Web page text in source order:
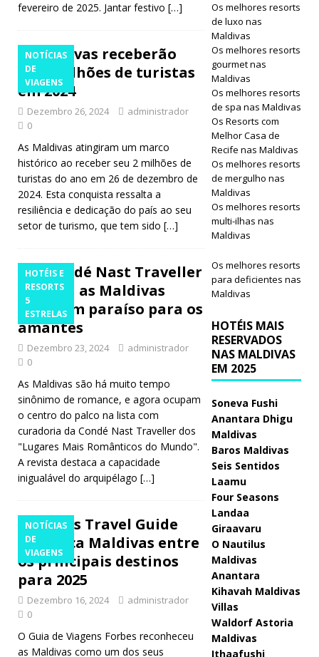
fevereiro de 2025. Jantar festivo […]
NOTÍCIAS
DE
VIAGENS
Maldivas receberão
dois milhões de turistas
em 2024
Dezembro 26, 2024
administrador
0
As Maldivas atingiram um marco
histórico ao receber seu 2 milhões de
turistas do ano em 26 de dezembro de
2024. Esta conquista ressalta a
resiliência e dedicação do país ao seu
setor de turismo, que tem sido […]
HOTÉIS E
RESORTS
5
ESTRELAS
A Condé Nast Traveller
destaca as Maldivas
como um paraíso para os
amantes
Dezembro 23, 2024
administrador
0
As Maldivas são há muito tempo
sinônimo de romance, e agora ocupam
o centro do palco na lista com
curadoria da Condé Nast Traveller dos
"Lugares Mais Românticos do Mundo".
A revista destaca a capacidade
inigualável do arquipélago […]
NOTÍCIAS
DE
VIAGENS
Forbes Travel Guide
classifica Maldivas entre
os principais destinos
para 2025
Dezembro 16, 2024
administrador
0
O Guia de Viagens Forbes reconheceu
as Maldivas como um dos seus
Os melhores resorts
de luxo nas
Maldivas
Os melhores resorts
gourmet nas
Maldivas
Os melhores resorts
de spa nas Maldivas
Os Resorts com
Melhor Casa de
Recife nas Maldivas
Os melhores resorts
de mergulho nas
Maldivas
Os melhores resorts
multi-ilhas nas
Maldivas
Os melhores resorts
para deficientes nas
Maldivas
HOTÉIS MAIS
RESERVADOS
NAS MALDIVAS
EM 2025
Soneva Fushi
Anantara Dhigu
Maldivas
Baros Maldivas
Seis Sentidos
Laamu
Four Seasons
Landaa
Giraavaru
O Nautilus
Maldivas
Anantara
Kihavah Maldivas
Villas
Waldorf Astoria
Maldivas
Ithaafushi